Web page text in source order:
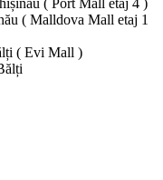
( Malldova Mall etaj 1
( Evi Mall )